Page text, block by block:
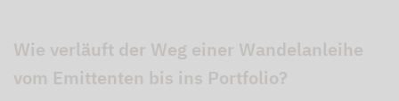
Wie verläuft der Weg einer Wandelanleihe
vom Emittenten bis ins Portfolio?